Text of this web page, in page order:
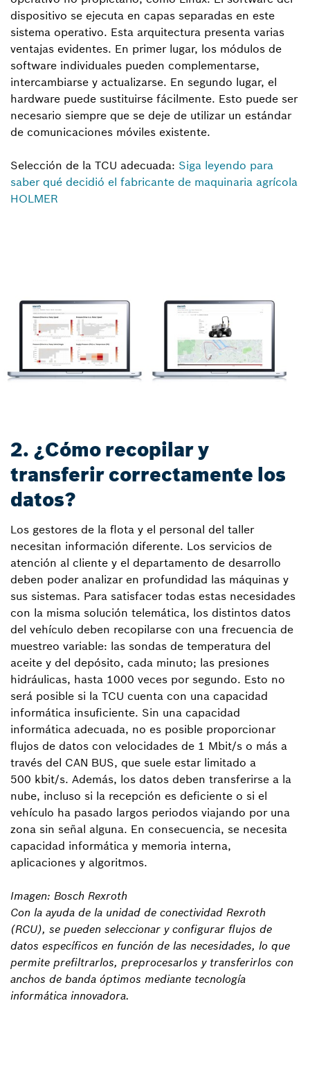
dispositivo se ejecuta en capas separadas en este
sistema operativo. Esta arquitectura presenta varias
ventajas evidentes. En primer lugar, los módulos de
software individuales pueden complementarse,
intercambiarse y actualizarse. En segundo lugar, el
hardware puede sustituirse fácilmente. Esto puede ser
necesario siempre que se deje de utilizar un estándar
de comunicaciones móviles existente.
Selección de la TCU adecuada: Siga leyendo para
saber qué decidió el fabricante de maquinaria agrícola
HOLMER
2. ¿Cómo recopilar y
transferir correctamente los
datos?
Los gestores de la flota y el personal del taller
necesitan información diferente. Los servicios de
atención al cliente y el departamento de desarrollo
deben poder analizar en profundidad las máquinas y
sus sistemas. Para satisfacer todas estas necesidades
con la misma solución telemática, los distintos datos
del vehículo deben recopilarse con una frecuencia de
muestreo variable: las sondas de temperatura del
aceite y del depósito, cada minuto; las presiones
hidráulicas, hasta 1000 veces por segundo. Esto no
será posible si la TCU cuenta con una capacidad
informática insuficiente. Sin una capacidad
informática adecuada, no es posible proporcionar
flujos de datos con velocidades de 1 Mbit/s o más a
través del CAN BUS, que suele estar limitado a
500 kbit/s. Además, los datos deben transferirse a la
nube, incluso si la recepción es deficiente o si el
vehículo ha pasado largos periodos viajando por una
zona sin señal alguna. En consecuencia, se necesita
capacidad informática y memoria interna,
aplicaciones y algoritmos.
Imagen: Bosch Rexroth
Con la ayuda de la unidad de conectividad Rexroth
(RCU), se pueden seleccionar y configurar flujos de
datos específicos en función de las necesidades, lo que
permite prefiltrarlos, preprocesarlos y transferirlos con
anchos de banda óptimos mediante tecnología
informática innovadora.